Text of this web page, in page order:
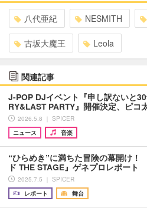
八代亜紀 NESMITH
古坂大魔王 Leola
関連記事
J-POP DJイベント『申し訳ないと
RY&LAST PARTY』開催決定、ピコ
2026.5.8 ｜ SPICER
ニュース
音楽
“ひらめき”に満ちた冒険の幕開け
ド THE STAGE』ゲネプロレポート
2025.7.5 ｜ SPICER
レポート
舞台